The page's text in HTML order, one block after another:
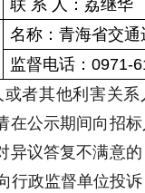
联 系 人：荔继华
名称：青海省交通
监督电话：0971-
或者其他利害关系
在公示期间向招
异议答复不满意
行政监督单位投